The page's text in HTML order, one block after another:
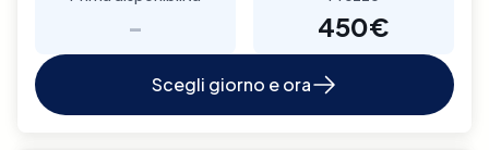
- 450€
Scegli giorno e ora